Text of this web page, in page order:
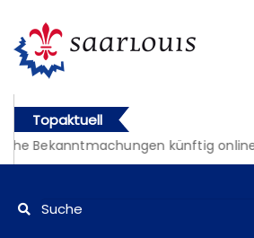
Topaktuell
Bekanntmachungen künftig online